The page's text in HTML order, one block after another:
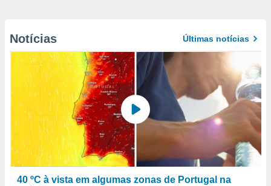
Notícias Últimas notícias
40 ºC à vista em algumas zonas de Portugal na